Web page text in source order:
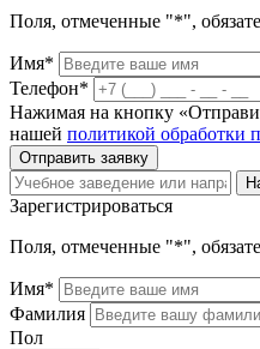
Поля, отмеченные "*",
Имя*
Телефон*
Нажимая на кнопку
нашей политикой обработки
Отправить заявку
Зарегистрироваться
Поля, отмеченные "*",
Имя*
Фамилия
Пол